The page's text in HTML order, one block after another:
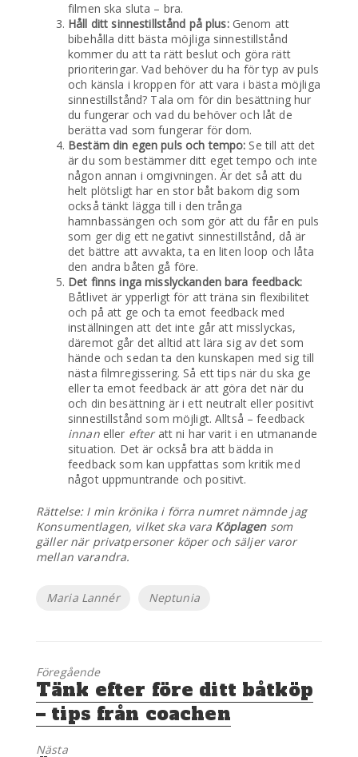
filmen ska sluta – bra.
Håll ditt sinnestillstånd på plus:Genom att
bibehålla ditt bästa möjliga sinnestillstånd
kommer du att ta rätt beslut och göra rätt
prioriteringar. Vad behöver du ha för typ av puls
och känsla i kroppen för att vara i bästa möjliga
sinnestillstånd? Tala om för din besättning hur
du fungerar och vad du behöver och låt de
berätta vad som fungerar för dom.
Bestäm din egen puls och tempo: Se till att det
är du som bestämmer ditt eget tempo och inte
någon annan i omgivningen. Är det så att du
helt plötsligt har en stor båt bakom dig som
också tänkt lägga till i den trånga
hamnbassängen och som gör att du får en puls
som ger dig ett negativt sinnestillstånd, då är
det bättre att avvakta, ta en liten loop och låta
den andra båten gå före.
Det finns inga misslyckanden bara feedback:
Båtlivet är ypperligt för att träna sin flexibilitet
och på att ge och ta emot feedback med
inställningen att det inte går att misslyckas,
däremot går det alltid att lära sig av det som
hände och sedan ta den kunskapen med sig till
nästa filmregissering. Så ett tips när du ska ge
eller ta emot feedback är att göra det när du
och din besättning är i ett neutralt eller positivt
sinnestillstånd som möjligt. Alltså – feedback
innaneller efteratt ni har varit i en utmanande
situation. Det är också bra att bädda in
feedback som kan uppfattas som kritik med
något uppmuntrande och positivt.
Rättelse: I min krönika i förra numret nämnde jag
Konsumentlagen, vilket ska vara Köplagen som
gäller när privatpersoner köper och säljer varor
mellan varandra.
Etiketter
Maria Lannér Neptunia
Föregående
Föregående
inlägg:
Tänk efter före ditt båtköp
– tips från coachen
Nästa